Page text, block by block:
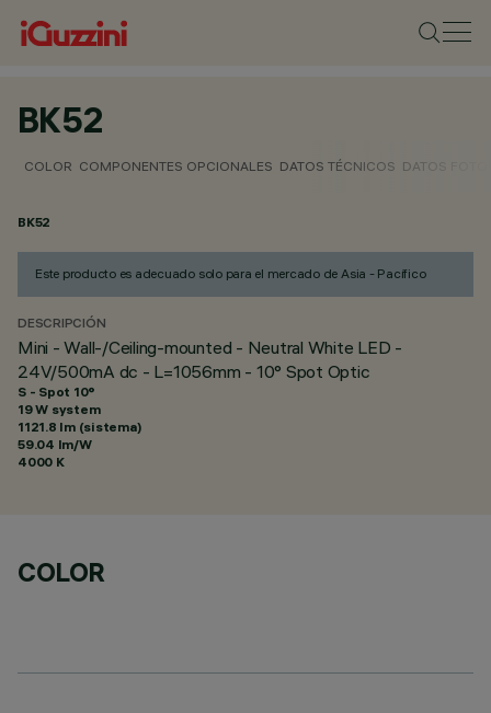
BK52
COLOR COMPONENTES OPCIONALES DATOS TÉCNICOS DATOS
BK52
Este producto es adecuado solo para el mercado de Asia - Pacífico
DESCRIPCIÓN
Mini - Wall-/Ceiling-mounted - Neutral White LED -
24V/500mA dc - L=1056mm - 10° Spot Optic
S - Spot 10°
19 W system
1121.8 lm (sistema)
59.04 lm/W
4000 K
COLOR